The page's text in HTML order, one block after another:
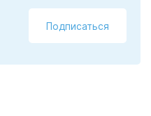
Подписаться